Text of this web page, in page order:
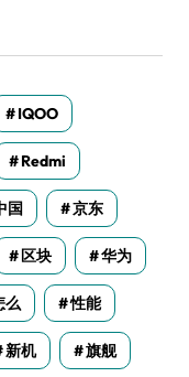
IQOO
Redmi
国 京东
区块 华为
么 性能
新机 旗舰